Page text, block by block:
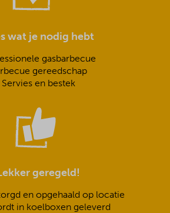
wat je nodig hebt
gasbarbecue
gereedschap
Servies en bestek
geregeld!
en opgehaald op locatie
in koelboxen geleverd